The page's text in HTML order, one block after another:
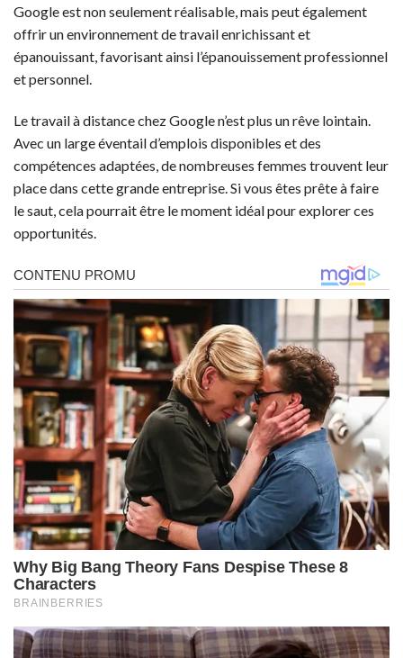
Google est non seulement réalisable, mais peut également
offrir un environnement de travail enrichissant et
épanouissant, favorisant ainsi l’épanouissement professionnel
et personnel.
Le travail à distance chez Google n’est plus un rêve lointain.
Avec un large éventail d’emplois disponibles et des
compétences adaptées, de nombreuses femmes trouvent leur
place dans cette grande entreprise. Si vous êtes prête à faire
le saut, cela pourrait être le moment idéal pour explorer ces
opportunités.